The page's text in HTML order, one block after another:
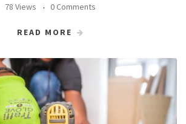
78 Views 0 Comments
READ MORE